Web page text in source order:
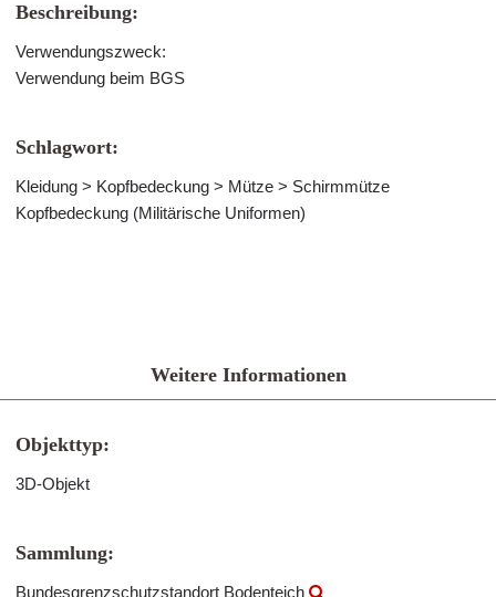
Beschreibung:
Verwendungszweck:
Verwendung beim BGS
Schlagwort:
Kleidung > Kopfbedeckung > Mütze > Schirmmütze
Kopfbedeckung (Militärische Uniformen)
Weitere Informationen
Objekttyp:
3D-Objekt
Sammlung:
Bundesgrenzschutzstandort Bodenteich